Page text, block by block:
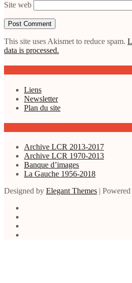
Site web
This site uses Akismet to reduce spam.
data is processed.
Liens
Newsletter
Plan du site
Archive LCR 2013-2017
Archive LCR 1970-2013
Banque d’images
La Gauche 1956-2018
Designed by Elegant Themes |